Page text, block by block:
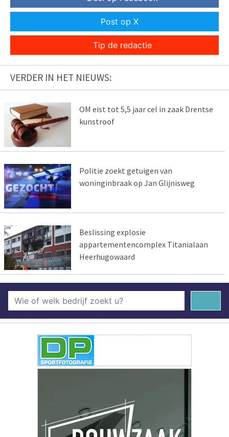
Post op X
Tip de redactie
VERDER IN HET NIEUWS:
OM eist tot 5,5 jaar cel in zaak Drentse
kunstroof
Politie zoekt getuigen van
woninginbraak op Jan Glijnisweg
Beslissing explosie
appartementencomplex Titanialaan
Heerhugowaard